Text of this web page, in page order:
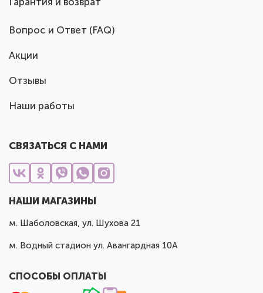
Вопрос и Ответ (FAQ)
Акции
Отзывы
Наши работы
СВЯЗАТЬСЯ С НАМИ
НАШИ МАГАЗИНЫ
м. Шаболовская, ул. Шухова 21
м. Водный стадион ул. Авангардная 10А
СПОСОБЫ ОПЛАТЫ